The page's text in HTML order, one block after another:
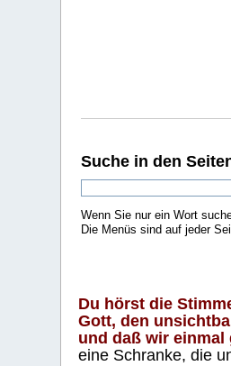
Suche in den
Wenn Sie nur ein Wort
Die Menüs sind auf jeder
Du hörst die
Gott, den
und daß wir einmal
eine Schranke, die